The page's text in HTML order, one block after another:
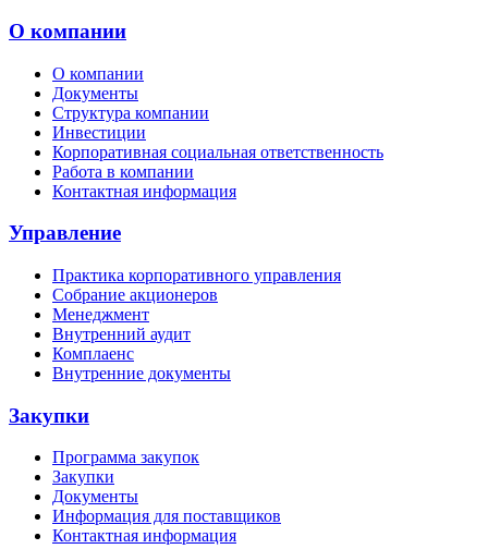
О компании
О компании
Документы
Структура компании
Инвестиции
Корпоративная социальная ответственность
Работа в компании
Контактная информация
Управление
Практика корпоративного управления
Собрание акционеров
Менеджмент
Внутренний аудит
Комплаенс
Внутренние документы
Закупки
Программа закупок
Закупки
Документы
Информация для поставщиков
Контактная информация